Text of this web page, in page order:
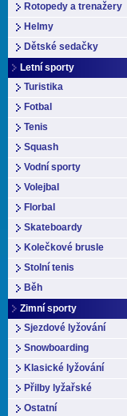
Rotopedy a trenažery
Helmy
Dětské sedačky
Letní sporty
Turistika
Fotbal
Tenis
Squash
Vodní sporty
Volejbal
Florbal
Skateboardy
Kolečkové brusle
Stolní tenis
Běh
Zimní sporty
Sjezdové lyžování
Snowboarding
Klasické lyžování
Přilby lyžařské
Ostatní